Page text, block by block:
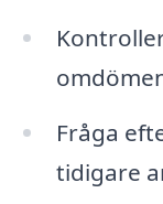
Fråga
tidigare